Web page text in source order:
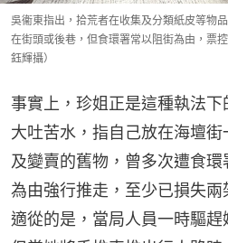
吳衞東指出，拾荒者在收集及分類紙皮等物
在街頭或後巷，但食環署常以阻街為由，票
鈺輝攝）
事實上，珍姐正是這種執法
大吐苦水，指自己放在海壇
及變賣的舊物，曾多次遭食
為由強行推走，至少已損失
適從的是，當局人員一時驅趕